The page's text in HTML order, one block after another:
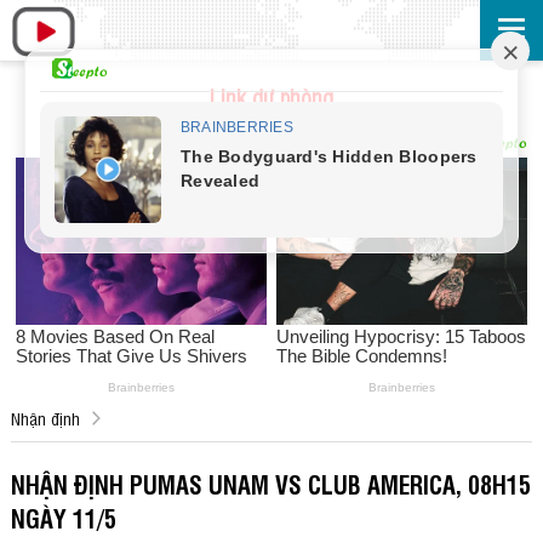
Link dự phòng
Nhận định
NHẬN ĐỊNH PUMAS UNAM VS CLUB AMERICA, 08H15
NGÀY 11/5